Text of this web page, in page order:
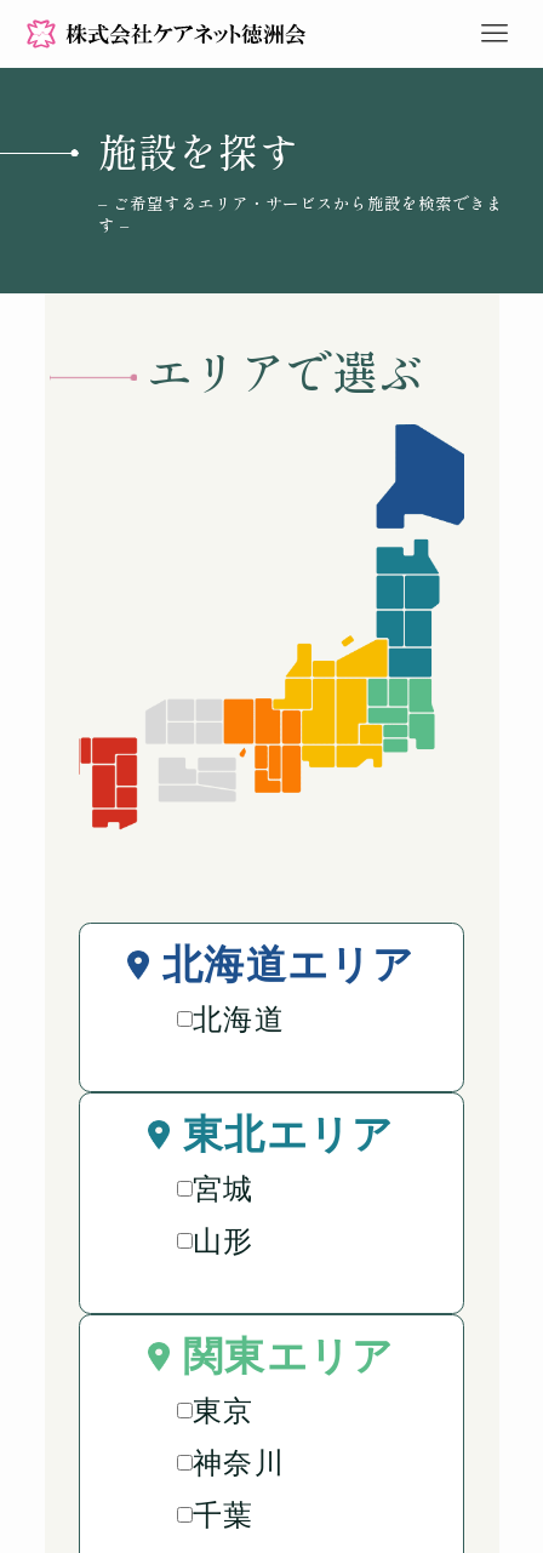
施設を探す
– ご希望するエリア・サービスから施設を検索できま
す –
エリアで選ぶ
北海道エリア
北海道
東北エリア
宮城
山形
関東エリア
東京
神奈川
千葉